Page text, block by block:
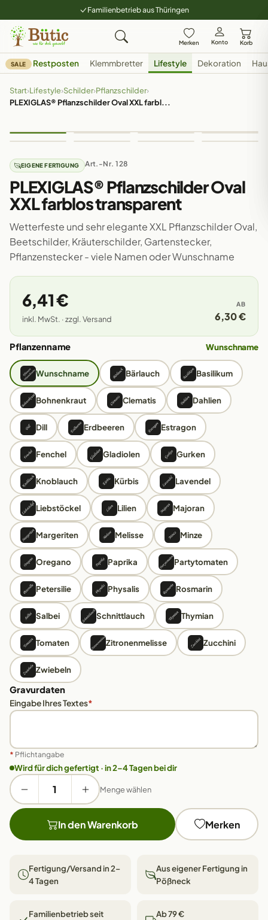
Familienbetrieb aus Thüringen
Merken Konto Korb
SALE Restposten Klemmbretter Lifestyle Dekoration
Start›Lifestyle›Schilder›Pflanzschilder›
PLEXIGLAS® Pflanzschilder Oval XXL farbl...
EIGENE FERTIGUNG Art.-Nr. 128
PLEXIGLAS® Pflanzschilder Oval
XXL farblos transparent
Wetterfeste und sehr elegante XXL Pflanzschilder Oval,
Beetschilder, Kräuterschilder, Gartenstecker,
Pflanzenstecker - viele Namen oder Wunschname
6,41 €
inkl. MwSt. · zzgl. Versand
AB
6,30 €
Pflanzenname Wunschname
Wunschname Bärlauch Basilikum
Bohnenkraut Clematis Dahlien
Dill Erdbeeren Estragon
Fenchel Gladiolen Gurken
Knoblauch Kürbis Lavendel
Liebstöckel Lilien Majoran
Margeriten Melisse Minze
Oregano Paprika Partytomaten
Petersilie Physalis Rosmarin
Salbei Schnittlauch Thymian
Tomaten Zitronenmelisse Zucchini
Zwiebeln
Gravurdaten
Eingabe Ihres Textes*
* Pflichtangabe
Wird für dich gefertigt · in 2–4 Tagen bei dir
Menge wählen
In den Warenkorb Merken
Fertigung/Versand in 2–
4 Tagen
Aus eigener Fertigung in
Pößneck
Familienbetrieb seit
Ab 79 €